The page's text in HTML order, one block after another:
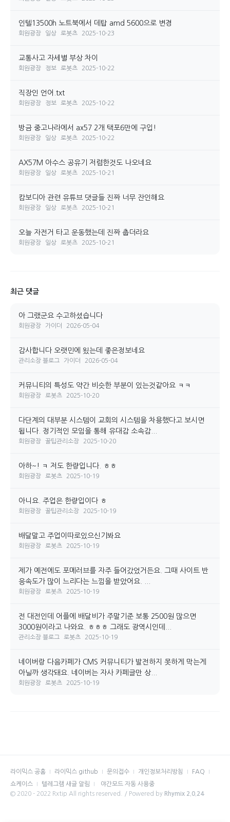
인텔13500h 노트북에서 데탑 amd 5600으로 변경
회원광장 일상 로봇츠 2025-10-23
교통사고 자세별 부상 차이
회원광장 정보 로봇츠 2025-10-22
직장인 언어.txt
회원광장 정보 로봇츠 2025-10-22
방금 중고나라에서 ax57 2개 택포6만에 구입!
회원광장 일상 로봇츠 2025-10-22
AX57M 아수스 공유기 저렴한것도 나오네요
회원광장 일상 로봇츠 2025-10-21
캄보디아 관련 유튜브 댓글들 진짜 너무 잔인해요
회원광장 일상 로봇츠 2025-10-21
오늘 자전거 타고 운동했는데 진짜 춥더라요
회원광장 일상 로봇츠 2025-10-21
최근 댓글
아 그랬군요 수고하셨습니다
회원광장 가이더 2026-05-04
감사합니다 오랫민에 욌는데 좋은정보네요
관리소장 블로그 가이더 2026-05-04
커뮤니티의 특성도 약간 비슷한 부분이 있는것같아요 ㅋㅋ
회원광장 로봇츠 2025-10-20
다단계의 대부분 시스템이 교회의 시스템을 차용했다고 보시면
됩니다. 정기적인 모임을 통해 유대감 소속감...
회원광장 꿀팁관리소장 2025-10-20
아하~! ㅋ 저도 한량입니다. ㅎㅎ
회원광장 로봇츠 2025-10-19
아니요. 주업은 한량입이다 ㅎ
회원광장 꿀팁관리소장 2025-10-19
배달말고 주업이따로있으신기봐요
회원광장 로봇츠 2025-10-19
제가 예전에도 포메러브를 자주 들어갔었거든요. 그때 사이트 반
응속도가 많이 느리다는 느낌을 받았어요. ...
회원광장 로봇츠 2025-10-19
전 대전인데 어플에 배달비가 주말기준 보통 2500원 많으면
3000원이라고 나와요. ㅎㅎㅎ 그래도 광역시인데...
관리소장 블로그 로봇츠 2025-10-19
네이버랑 다음카페가 CMS 커뮤니티가 발전하지 못하게 막는게
아닐까 생각돼요. 네이버는 자사 카페글만 상...
회원광장 로봇츠 2025-10-19
라이믹스 공홈 라이믹스 github 문의접수 개인정보처리방침
FAQ
쇼케이스
텔레그램 새글 알림
야간모드 자동 사용중
© 2020 - 2022 Rxtip All rights reserved. / Powered by Rhymix 2.0.24